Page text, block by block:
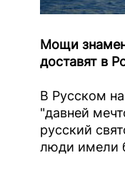
Мощи
доставят в
В Русском
"давней
русский
люди имели